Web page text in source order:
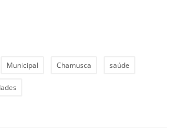
Municipal Chamusca saúde